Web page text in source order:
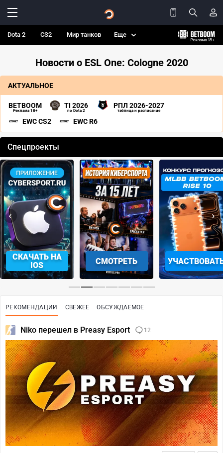
Dota 2 CS2 Мир танков Еще
Новости о ESL One: Cologne 2020
АКТУАЛЬНОЕ
BETBOOM
Реклама 18+
TI 2026
по Dota 2
РПЛ 2026-2027
таблица и расписание
EWC CS2 EWC R6
Спецпроекты
СКАЧАТЬ НА
IOS
СМОТРЕТЬ
‹ ›
РЕКОМЕНДАЦИИ СВЕЖЕЕ ОБСУЖДАЕМОЕ
Niko перешел в Preasy Esport 12